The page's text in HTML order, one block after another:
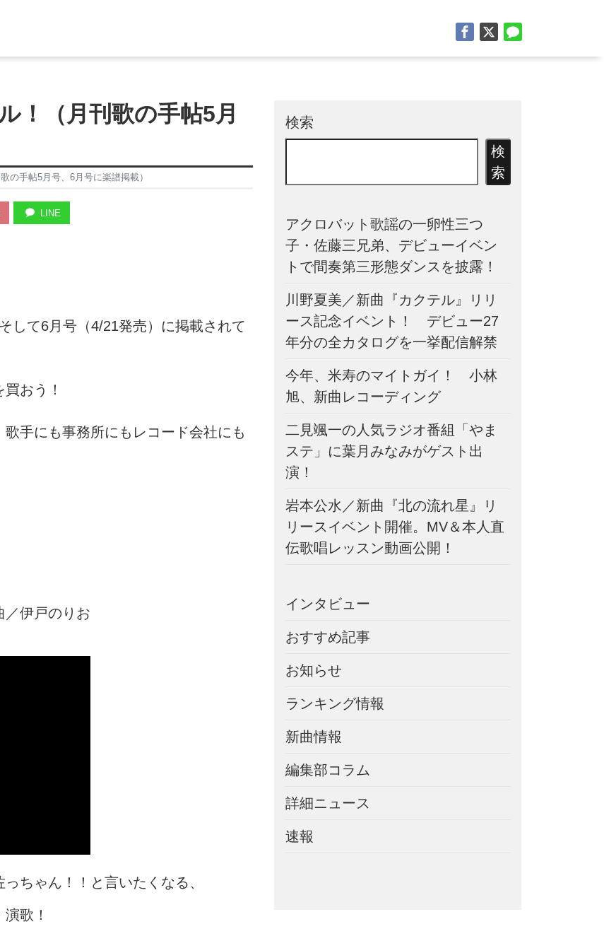
！（月刊歌の手帖5月
の手帖5月号、6月号に楽譜掲載）
LINE
して6月号（4/21発売）に掲載されて
おう！
手にも事務所にもレコード会社にも
／伊戸のりお
ちゃん！！と言いたくなる、
歌！
検索
検
索
アクロバット歌謡の一卵性三つ
子・佐藤三兄弟、デビューイベン
トで間奏第三形態ダンスを披露！
川野夏美／新曲『カクテル』リリ
ース記念イベント！ デビュー27
年分の全カタログを一挙配信解禁
今年、米寿のマイトガイ！ 小林
旭、新曲レコーディング
二見颯一の人気ラジオ番組「やま
ステ」に葉月みなみがゲスト出
演！
岩本公水／新曲『北の流れ星』リ
リースイベント開催。MV＆本人直
伝歌唱レッスン動画公開！
インタビュー
おすすめ記事
お知らせ
ランキング情報
新曲情報
編集部コラム
詳細ニュース
速報